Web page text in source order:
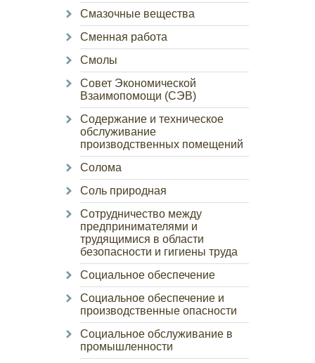
Смазочные вещества
Сменная работа
Смолы
Совет Экономической
Взаимопомощи (СЭВ)
Содержание и техническое
обслуживание
производственных помещений
Солома
Соль природная
Сотрудничество между
предпринимателями и
трудящимися в области
безопасности и гигиены труда
Социальное обеспечение
Социальное обеспечение и
производственные опасности
Социальное обслуживание в
промышленности